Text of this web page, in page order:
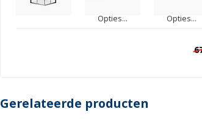
Opties... Opties...
Gerelateerde producten